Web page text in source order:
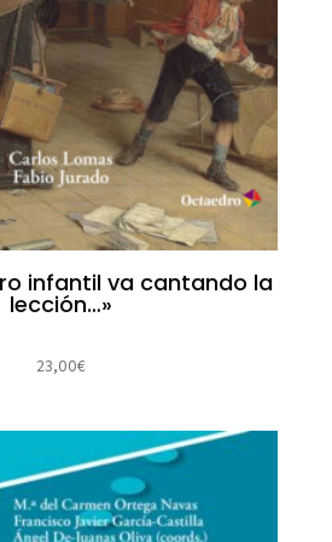
infantil va cantando la
lección…»
23,00€